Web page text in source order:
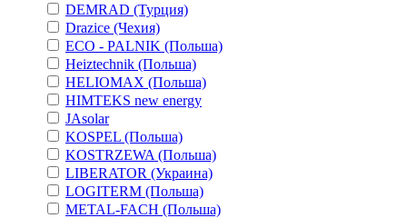
DEMRAD (Турция)
Drazice (Чехия)
ECO - PALNIK (Польша)
Heiztechnik (Польша)
HELIOMAX (Польша)
HIMTEKS new energy
JAsolar
KOSPEL (Польша)
KOSTRZEWA (Польша)
LIBERATOR (Украина)
LOGITERM (Польша)
METAL-FACH (Польша)